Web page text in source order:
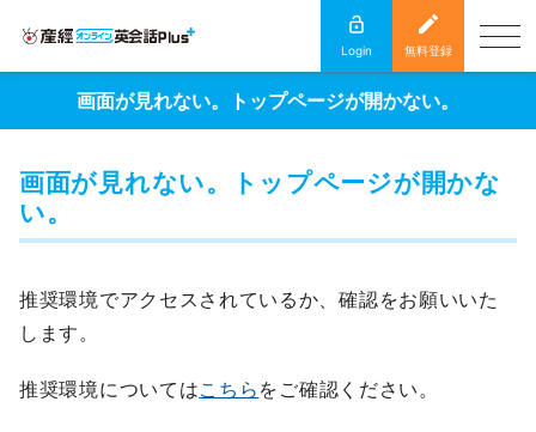
Login 無料登録
画面が見れない。トップページが開かない。
画面が見れない。トップページが開かな
い。
推奨環境でアクセスされているか、確認をお願いいた
します。
推奨環境についてはこちら をご確認ください。